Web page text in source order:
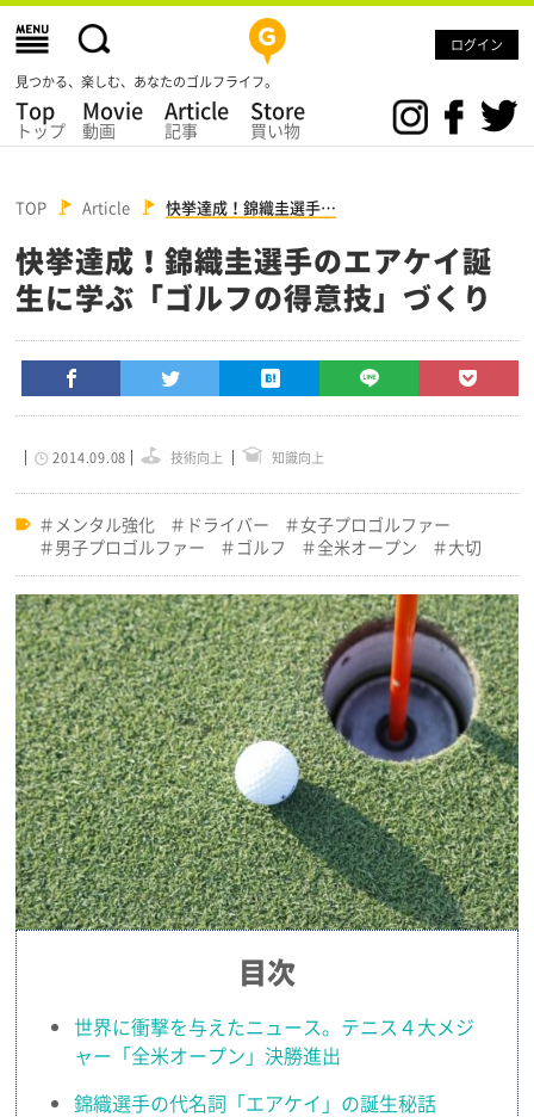
ログイン
見つかる、楽しむ、あなたのゴルフライフ。
Top
トップ
Movie
動画
Article
記事
Store
買い物
TOP Article 快挙達成！錦織圭選手…
快挙達成！錦織圭選手のエアケイ誕
生に学ぶ「ゴルフの得意技」づくり
2014.09.08 技術向上 知識向上
メンタル強化 ドライバー
女子プロゴルファー
男子プロゴルファー
ゴルフ 全米オープン 大切
目次
世界に衝撃を与えたニュース。テニス４大メジ
ャー「全米オープン」決勝進出
錦織選手の代名詞「エアケイ」の誕生秘話